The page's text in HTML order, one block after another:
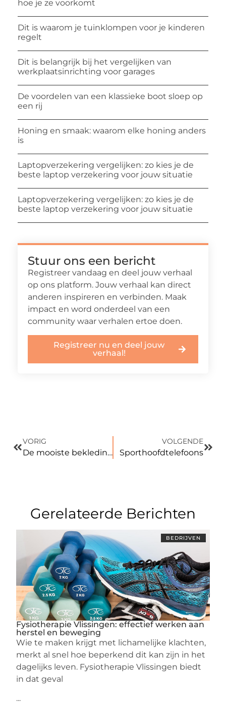
hoe je ze voorkomt
Dit is waarom je tuinklompen voor je kinderen
regelt
Dit is belangrijk bij het vergelijken van
werkplaatsinrichting voor garages
De voordelen van een klassieke boot sloep op
een rij
Honing en smaak: waarom elke honing anders
is
Laptopverzekering vergelijken: zo kies je de
beste laptop verzekering voor jouw situatie
Laptopverzekering vergelijken: zo kies je de
beste laptop verzekering voor jouw situatie
Stuur ons een bericht
Registreer vandaag en deel jouw verhaal
op ons platform. Jouw verhaal kan direct
anderen inspireren en verbinden. Maak
impact en word onderdeel van een
community waar verhalen ertoe doen.
Registreer nu en deel jouw
verhaal!
VORIG
De mooiste bekledingsstoffen
VOLGENDE
Sporthoofdtelefoons
Gerelateerde Berichten
BEDRIJVEN
Fysiotherapie Vlissingen: effectief werken aan
herstel en beweging
Wie te maken krijgt met lichamelijke klachten,
merkt al snel hoe beperkend dit kan zijn in het
dagelijks leven. Fysiotherapie Vlissingen biedt
in dat geval
...